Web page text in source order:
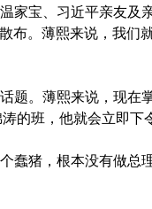
家宝、习近平亲友及
布。薄熙来说，我们
题。薄熙来说，现在
的班，他就会立即下
蠢猪，根本没有做总